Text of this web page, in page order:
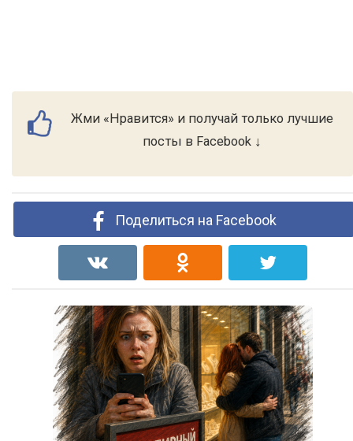
Жми «Нравится» и получай только лучшие
посты в Facebook ↓
Поделиться на Facebook